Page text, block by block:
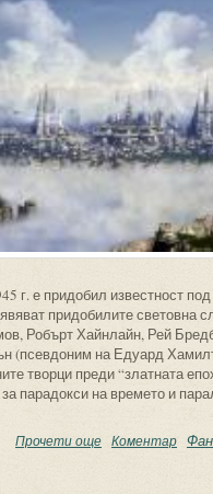
г. е придобил известност
придобилите световна
Робърт Хайнлайн, Рей
(псевдоним на Едуард
творци преди “златната
парадокси на времето и
Прочети още about
Коментар